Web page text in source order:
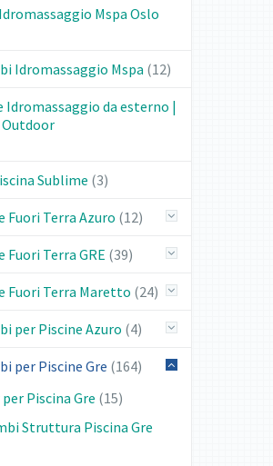
Mspa Oslo
Idromassaggio Mspa (12)
Idromassaggio da esterno |
Outdoor
Sublime (3)
Fuori Terra Azuro (12)
Fuori Terra GRE (39)
Fuori Terra Maretto (24)
per Piscine Azuro (4)
per Piscine Gre (164)
Piscina Gre (15)
Struttura Piscina Gre